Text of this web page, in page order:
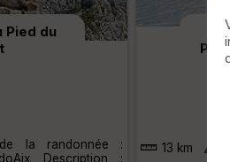
Pied du
la randonnée :
Description :
Puy
13 km